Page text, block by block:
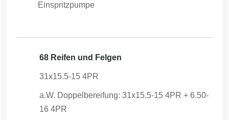
Einspritzpumpe
68 Reifen und Felgen
31x15.5-15 4PR
a.W. Doppelbereifung: 31x15.5-15 4PR + 6.50-
16 4PR